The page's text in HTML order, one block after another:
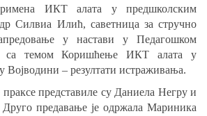
ИКТ алата у предшколским
др Силвиа Илић, саветница за стручно
у настави у Педагошком
са темом Коришћење ИКТ алата у
Војводини – резултати истраживања.
представиле су Даниела Негру и
Друго предавање је одржала Мариника